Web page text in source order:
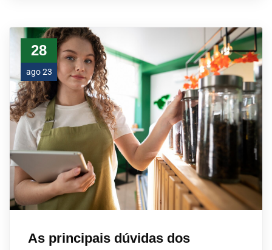
28
ago 23
As principais dúvidas dos